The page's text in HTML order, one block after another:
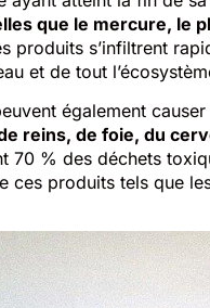
que le mercure, le
produits s’infiltrent
et de tout
également
reins, de foie, du
70 % des déchets
ces produits tels que